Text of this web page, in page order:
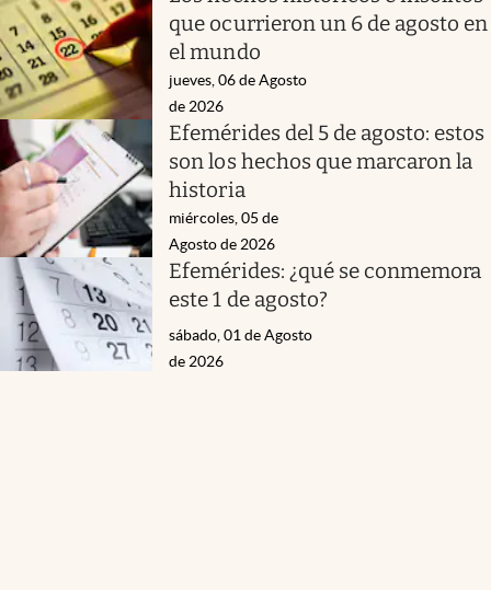
que ocurrieron un 6 de agosto en
el mundo
jueves, 06 de Agosto
de 2026
Efemérides del 5 de agosto: estos
son los hechos que marcaron la
historia
miércoles, 05 de
Agosto de 2026
Efemérides: ¿qué se conmemora
este 1 de agosto?
sábado, 01 de Agosto
de 2026